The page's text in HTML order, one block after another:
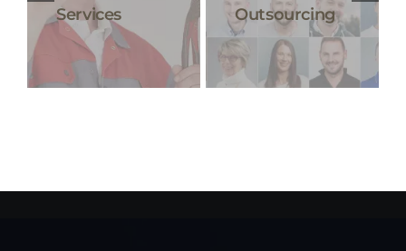
Services
Outsourcing